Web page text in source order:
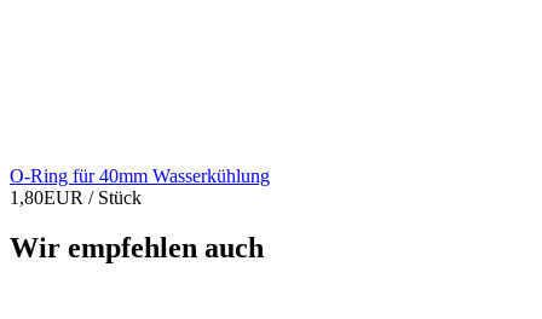
O-Ring für 40mm Wasserkühlung
1,80EUR / Stück
Wir empfehlen auch